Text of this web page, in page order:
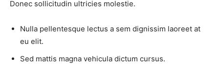
Donec sollicitudin ultricies molestie.
Nulla pellentesque lectus a sem dignissim laoreet at
eu elit.
Sed mattis magna vehicula dictum cursus.